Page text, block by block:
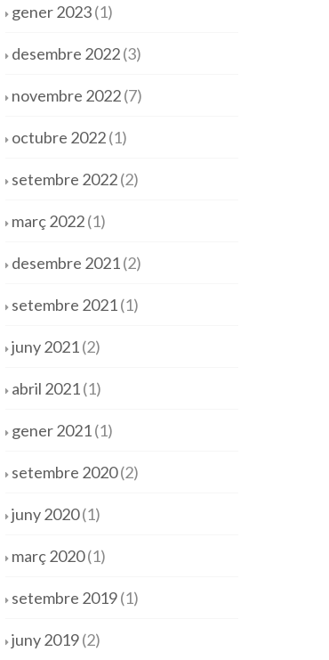
gener 2023(1)
desembre 2022(3)
novembre 2022(7)
octubre 2022(1)
setembre 2022(2)
març 2022(1)
desembre 2021(2)
setembre 2021(1)
juny 2021(2)
abril 2021(1)
gener 2021(1)
setembre 2020(2)
juny 2020(1)
març 2020(1)
setembre 2019(1)
juny 2019(2)